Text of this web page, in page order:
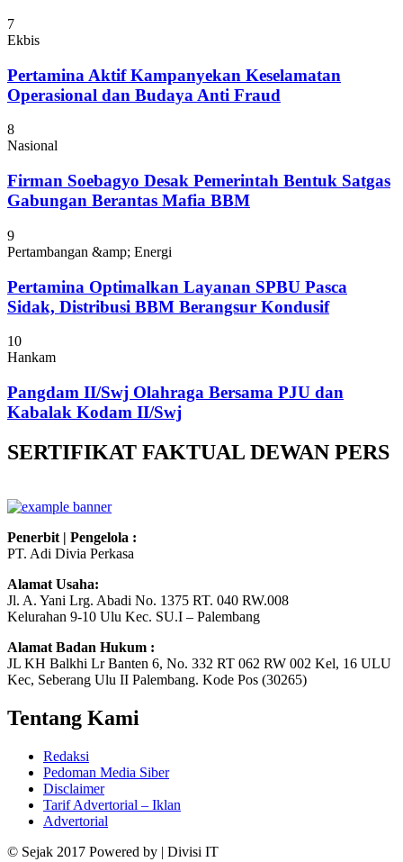
7
Ekbis
Pertamina Aktif Kampanyekan Keselamatan
Operasional dan Budaya Anti Fraud
8
Nasional
Firman Soebagyo Desak Pemerintah Bentuk Satgas
Gabungan Berantas Mafia BBM
9
Pertambangan &amp; Energi
Pertamina Optimalkan Layanan SPBU Pasca
Sidak, Distribusi BBM Berangsur Kondusif
10
Hankam
Pangdam II/Swj Olahraga Bersama PJU dan
Kabalak Kodam II/Swj
SERTIFIKAT FAKTUAL DEWAN PERS
Penerbit | Pengelola :
PT. Adi Divia Perkasa
Alamat Usaha:
Jl. A. Yani Lrg. Abadi No. 1375 RT. 040 RW.008
Kelurahan 9-10 Ulu Kec. SU.I – Palembang
Alamat Badan Hukum :
JL KH Balkhi Lr Banten 6, No. 332 RT 062 RW 002 Kel, 16 ULU
Kec, Seberang Ulu II Palembang. Kode Pos (30265)
Tentang Kami
Redaksi
Pedoman Media Siber
Disclaimer
Tarif Advertorial – Iklan
Advertorial
© Sejak 2017 Powered by | Divisi IT